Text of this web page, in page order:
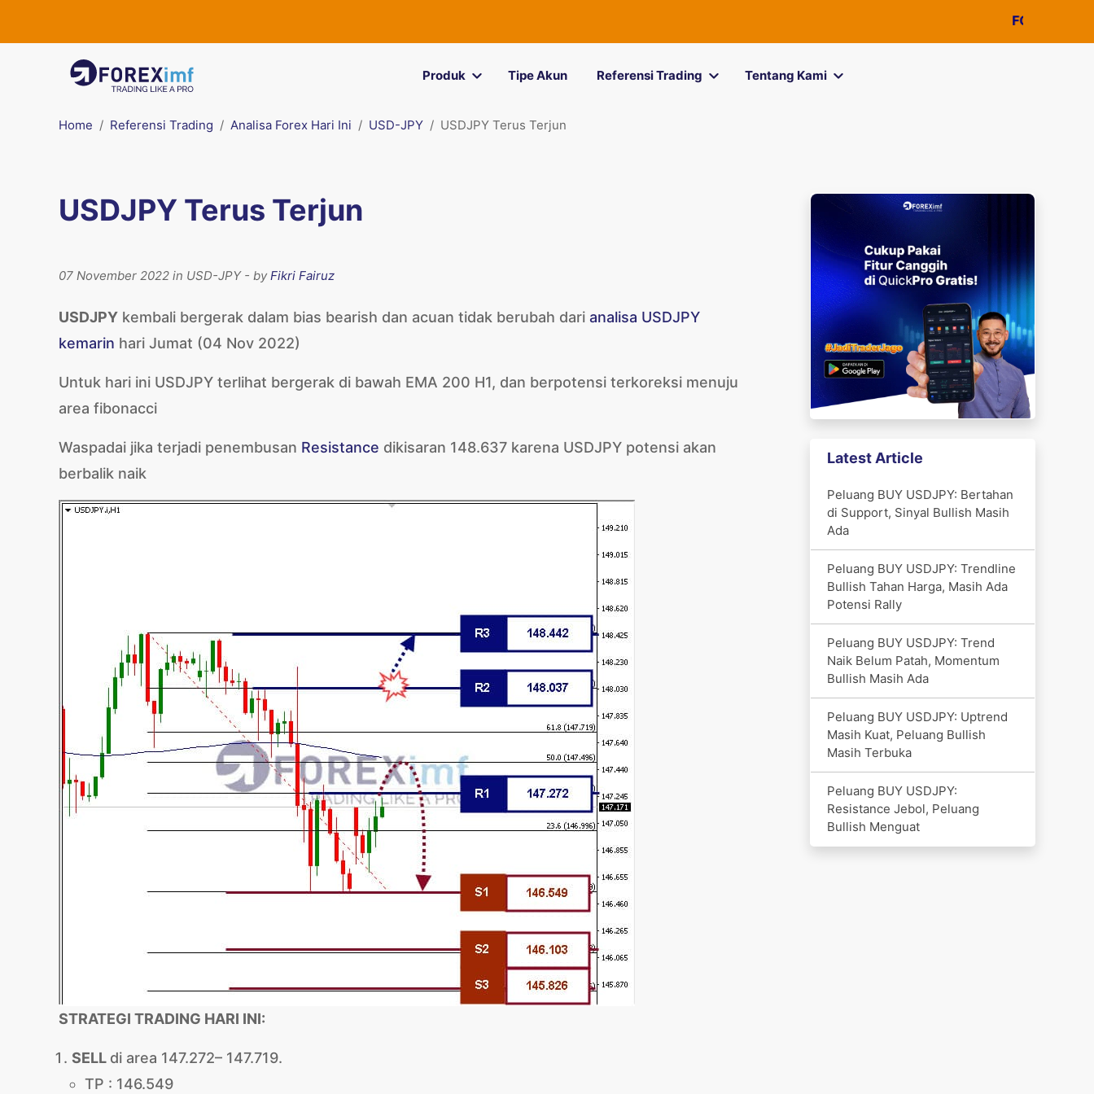
FOREXimf
Produk Tipe Akun Referensi Trading Tentang Kami
Home Referensi Trading Analisa Forex Hari Ini USD-JPY USDJPY Terus Terjun
USDJPY Terus Terjun
07 November 2022 in USD-JPY - byFikri Fairuz
USDJPY kembali bergerak dalam bias bearish dan acuan tidak berubah dari analisa USDJPY
kemarin hari Jumat (04 Nov 2022)
Untuk hari ini USDJPY terlihat bergerak di bawah EMA 200 H1, dan berpotensi terkoreksi menuju
area fibonacci
Waspadai jika terjadi penembusan Resistance dikisaran 148.637 karena USDJPY potensi akan
berbalik naik
STRATEGI TRADING HARI INI:
SELL di area 147.272– 147.719.
TP : 146.549
Latest Article
Peluang BUY USDJPY: Bertahan
di Support, Sinyal Bullish Masih
Ada
Peluang BUY USDJPY: Trendline
Bullish Tahan Harga, Masih Ada
Potensi Rally
Peluang BUY USDJPY: Trend
Naik Belum Patah, Momentum
Bullish Masih Ada
Peluang BUY USDJPY: Uptrend
Masih Kuat, Peluang Bullish
Masih Terbuka
Peluang BUY USDJPY:
Resistance Jebol, Peluang
Bullish Menguat